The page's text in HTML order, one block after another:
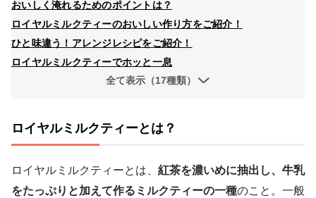
おいしく淹れるためのポイントは？
ロイヤルミルクティーのおいしい作り方をご紹介！
ひと味違う！アレンジレシピをご紹介！
ロイヤルミルクティーでホッと一息
全て表示（17種類）
ロイヤルミルクティーとは？
ロイヤルミルクティーとは、 紅茶を濃いめに抽出し、牛乳
をたっぷりと加えて作るミルクティーの一種のこと。一般